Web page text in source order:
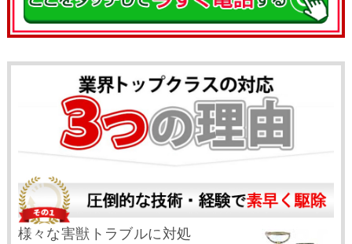
様々な害獣トラブルに対処